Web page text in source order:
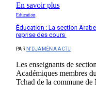
En savoir plus
Education
Éducation : La section
reprise des cours
PAR N'DJAMÉNA ACTU
Les enseignants de
Académiques membres
Tchad de la commune